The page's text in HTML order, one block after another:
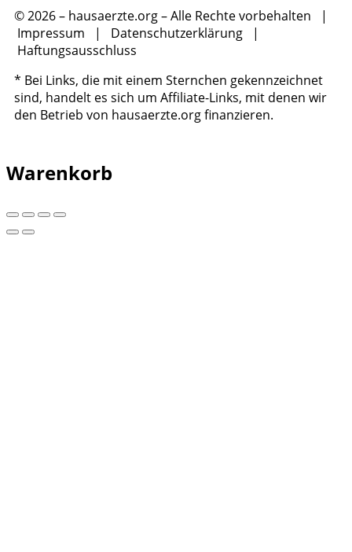
© 2026 – hausaerzte.org – Alle Rechte vorbehalten |
Impressum | Datenschutzerklärung |
Haftungsausschluss
* Bei Links, die mit einem Sternchen gekennzeichnet
sind, handelt es sich um Affiliate-Links, mit denen wir
den Betrieb von hausaerzte.org finanzieren.
Warenkorb